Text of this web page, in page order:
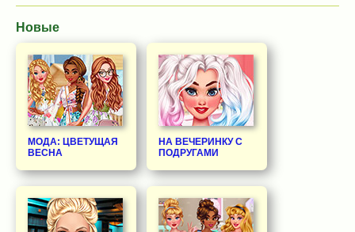
Новые
МОДА: ЦВЕТУЩАЯ
ВЕСНА
НА ВЕЧЕРИНКУ С
ПОДРУГАМИ